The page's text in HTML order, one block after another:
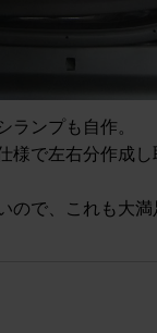
ランプも自作。
様で左右分作成
ので、これも大満